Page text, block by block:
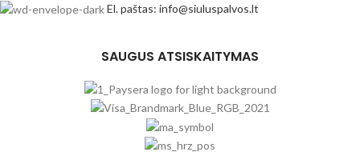
El. paštas: info@siuluspalvos.lt
SAUGUS ATSISKAITYMAS